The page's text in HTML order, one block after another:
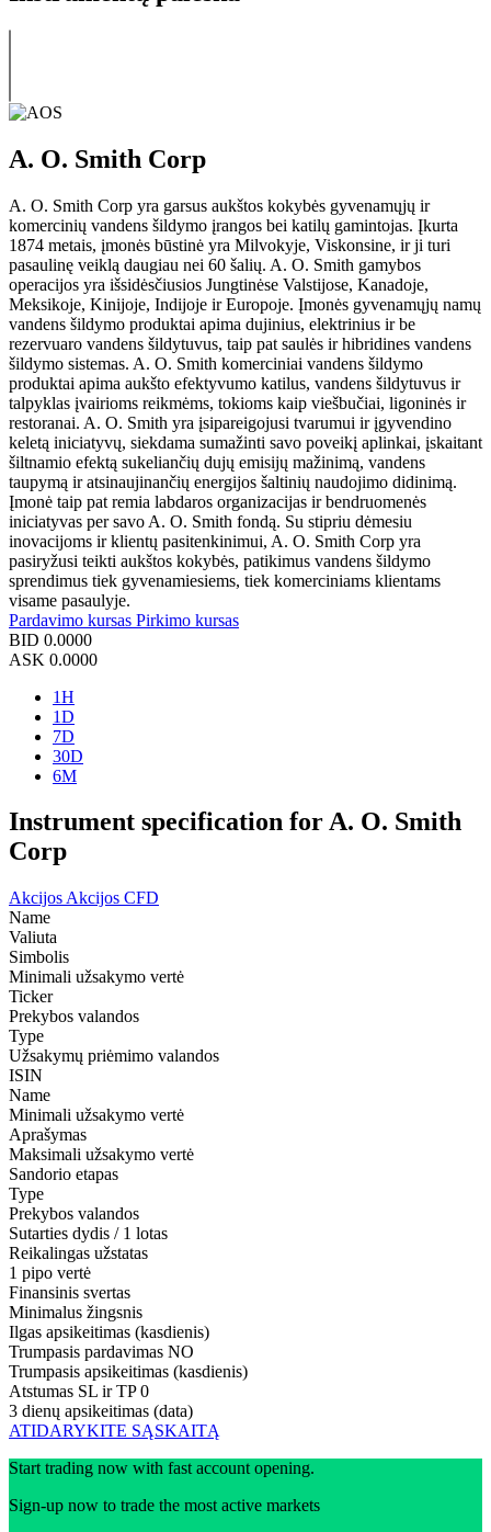
A. O. Smith Corp
A. O. Smith Corp yra garsus aukštos kokybės gyvenamųjų ir
komercinių vandens šildymo įrangos bei katilų gamintojas. Įkurta
1874 metais, įmonės būstinė yra Milvokyje, Viskonsine, ir ji turi
pasaulinę veiklą daugiau nei 60 šalių. A. O. Smith gamybos
operacijos yra išsidėsčiusios Jungtinėse Valstijose, Kanadoje,
Meksikoje, Kinijoje, Indijoje ir Europoje. Įmonės gyvenamųjų namų
vandens šildymo produktai apima dujinius, elektrinius ir be
rezervuaro vandens šildytuvus, taip pat saulės ir hibridines vandens
šildymo sistemas. A. O. Smith komerciniai vandens šildymo
produktai apima aukšto efektyvumo katilus, vandens šildytuvus ir
talpyklas įvairioms reikmėms, tokioms kaip viešbučiai, ligoninės ir
restoranai. A. O. Smith yra įsipareigojusi tvarumui ir įgyvendino
keletą iniciatyvų, siekdama sumažinti savo poveikį aplinkai, įskaitant
šiltnamio efektą sukeliančių dujų emisijų mažinimą, vandens
taupymą ir atsinaujinančių energijos šaltinių naudojimo didinimą.
Įmonė taip pat remia labdaros organizacijas ir bendruomenės
iniciatyvas per savo A. O. Smith fondą. Su stipriu dėmesiu
inovacijoms ir klientų pasitenkinimui, A. O. Smith Corp yra
pasiryžusi teikti aukštos kokybės, patikimus vandens šildymo
sprendimus tiek gyvenamiesiems, tiek komerciniams klientams
visame pasaulyje.
Pardavimo kursas Pirkimo kursas
BID 0.0000
ASK 0.0000
1H
1D
7D
30D
6M
Instrument specification for A. O. Smith
Corp
Akcijos Akcijos CFD
Name
Valiuta
Simbolis
Minimali užsakymo vertė
Ticker
Prekybos valandos
Type
Užsakymų priėmimo valandos
ISIN
Name
Minimali užsakymo vertė
Aprašymas
Maksimali užsakymo vertė
Sandorio etapas
Type
Prekybos valandos
Sutarties dydis / 1 lotas
Reikalingas užstatas
1 pipo vertė
Finansinis svertas
Minimalus žingsnis
Ilgas apsikeitimas (kasdienis)
Trumpasis pardavimas NO
Trumpasis apsikeitimas (kasdienis)
Atstumas SL ir TP 0
3 dienų apsikeitimas (data)
ATIDARYKITE SĄSKAITĄ
Start trading now with fast account opening.
Sign-up now to trade the most active markets